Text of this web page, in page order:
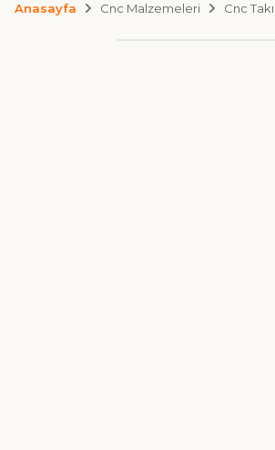
Anasayfa Cnc Malzemeleri Cnc